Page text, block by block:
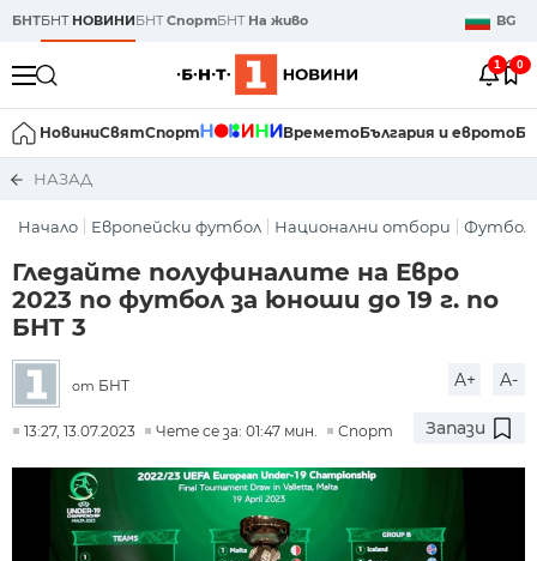
БНТБНТ НОВИНИБНТСпортБНТ На живо BG
1 0
НовиниСвятСпорт ВреметоБългария и еврото
НАЗАД
Начало Европейски футбол Национални отбори Футбол
Гледайте полуфиналите на Евро
2023 по футбол за юноши до 19 г. по
БНТ 3
от БНТ A+ A-
13:27, 13.07.2023 Чете се за: 01:47 мин. Спорт Запази